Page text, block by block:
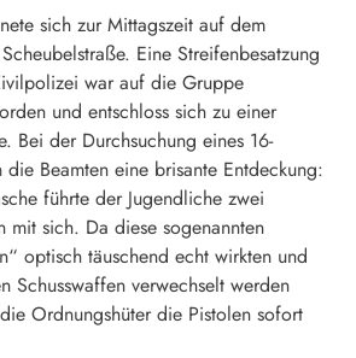
sich zur Mittagszeit auf dem
Eine Streifenbesatzung
war auf die Gruppe
und entschloss sich zu einer
Bei der Durchsuchung eines 16-
die Beamten eine brisante Entdeckung:
führte der Jugendliche zwei
mit sich. Da diese sogenannten
optisch täuschend echt wirkten und
Schusswaffen verwechselt werden
Ordnungshüter die Pistolen sofort